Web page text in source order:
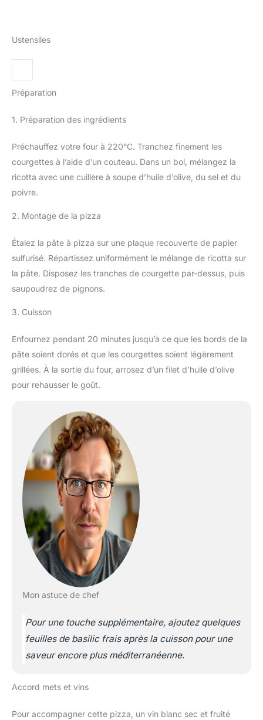
Ustensiles
Préparation
1. Préparation des ingrédients
Préchauffez votre four à 220°C. Tranchez finement les
courgettes à l’aide d’un couteau. Dans un bol, mélangez la
ricotta avec une cuillère à soupe d’huile d’olive, du sel et du
poivre.
2. Montage de la pizza
Étalez la pâte à pizza sur une plaque recouverte de papier
sulfurisé. Répartissez uniformément le mélange de ricotta sur
la pâte. Disposez les tranches de courgette par-dessus, puis
saupoudrez de pignons.
3. Cuisson
Enfournez pendant 20 minutes jusqu’à ce que les bords de la
pâte soient dorés et que les courgettes soient légèrement
grillées. À la sortie du four, arrosez d’un filet d’huile d’olive
pour rehausser le goût.
Mon astuce de chef
Pour une touche supplémentaire, ajoutez quelques
feuilles de basilic frais après la cuisson pour une
saveur encore plus méditerranéenne.
Accord mets et vins
Pour accompagner cette pizza, un vin blanc sec et fruité